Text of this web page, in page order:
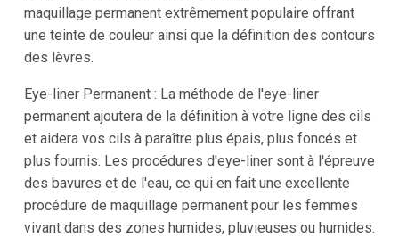
maquillage permanent extrêmement populaire offrant
une teinte de couleur ainsi que la définition des contours
des lèvres.
Eye-liner Permanent : La méthode de l'eye-liner
permanent ajoutera de la définition à votre ligne des cils
et aidera vos cils à paraître plus épais, plus foncés et
plus fournis. Les procédures d'eye-liner sont à l'épreuve
des bavures et de l'eau, ce qui en fait une excellente
procédure de maquillage permanent pour les femmes
vivant dans des zones humides, pluvieuses ou humides.